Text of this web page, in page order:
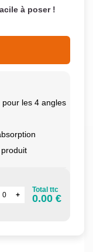
à poser !
les 4 angles
Total ttc
0.00 €